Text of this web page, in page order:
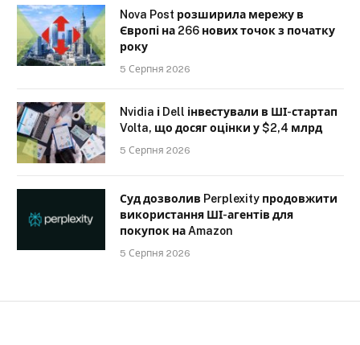
Nova Post розширила мережу в
Європі на 266 нових точок з початку
року
5 Серпня 2026
Nvidia і Dell інвестували в ШІ-стартап
Volta, що досяг оцінки у $2,4 млрд
5 Серпня 2026
Суд дозволив Perplexity продовжити
використання ШІ-агентів для
покупок на Amazon
5 Серпня 2026